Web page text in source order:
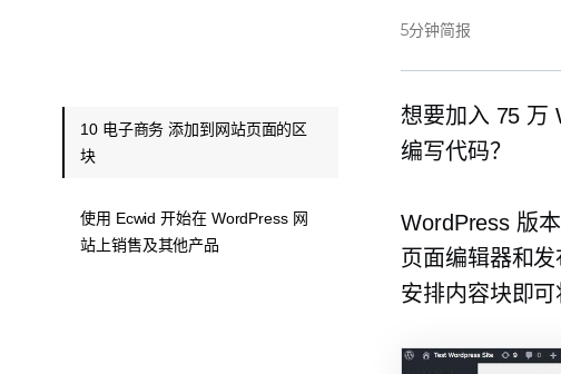
5分钟简报
想要加入 75 万
编写代码？
WordPress 版
页面编辑器和
安排内容块即可
10 电子商务 添加到网站页面的区
块
使用 Ecwid 开始在 WordPress 网
站上销售及其他产品